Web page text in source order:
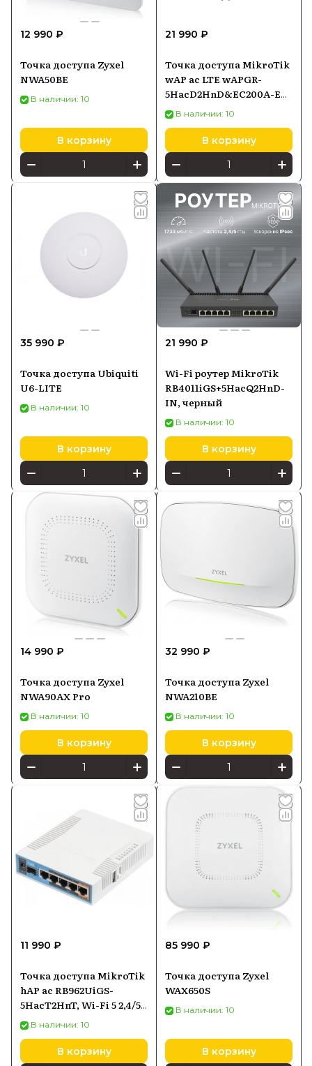
12 990 ₽
Точка доступа Zyxel
NWA50BE
В наличии: 10
В корзину
21 990 ₽
Точка доступа MikroTik
wAP ac LTE wAPGR-
5HacD2HnD&EC200A-EU,
Wi-Fi 5 2,4/5 ГГц, LTE
Cat1, PoE-in
В наличии: 10
В корзину
35 990 ₽
Точка доступа Ubiquiti
U6-LITE
В наличии: 10
В корзину
21 990 ₽
Wi-Fi роутер MikroTik
RB4011iGS+5HacQ2HnD-
IN, черный
В наличии: 10
В корзину
14 990 ₽
Точка доступа Zyxel
NWA90AX Pro
В наличии: 10
В корзину
32 990 ₽
Точка доступа Zyxel
NWA210BE
В наличии: 10
В корзину
11 990 ₽
Точка доступа MikroTik
hAP ac RB962UiGS-
5HacT2HnT, Wi-Fi 5 2,4/5
ГГц, PoE-in
В наличии: 10
В корзину
85 990 ₽
Точка доступа Zyxel
WAX650S
В наличии: 10
В корзину